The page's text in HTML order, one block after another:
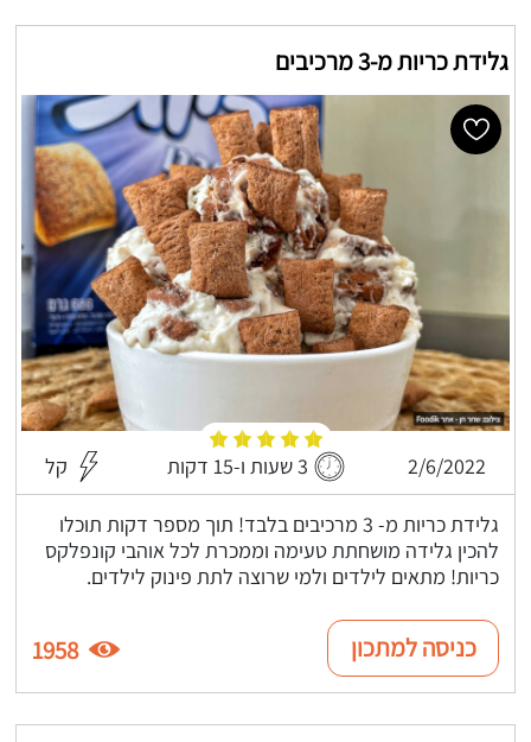
גלידת כריות מ-3 מרכיבים
2/6/2022 3 שעות ו-15 דקות קל
גלידת כריות מ- 3 מרכיבים בלבד! תוך מספר דקות תוכלו
להכין גלידה מושחתת טעימה וממכרת לכל אוהבי קונפלקס
כריות! מתאים לילדים ולמי שרוצה לתת פינוק לילדים.
כניסה למתכון 1958